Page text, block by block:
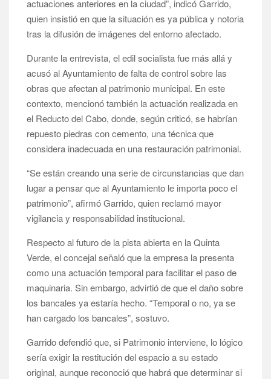
actuaciones anteriores en la ciudad”, indicó Garrido,
quien insistió en que la situación es ya pública y notoria
tras la difusión de imágenes del entorno afectado.
Durante la entrevista, el edil socialista fue más allá y
acusó al Ayuntamiento de falta de control sobre las
obras que afectan al patrimonio municipal. En este
contexto, mencionó también la actuación realizada en
el Reducto del Cabo, donde, según criticó, se habrían
repuesto piedras con cemento, una técnica que
considera inadecuada en una restauración patrimonial.
“Se están creando una serie de circunstancias que dan
lugar a pensar que al Ayuntamiento le importa poco el
patrimonio”, afirmó Garrido, quien reclamó mayor
vigilancia y responsabilidad institucional.
Respecto al futuro de la pista abierta en la Quinta
Verde, el concejal señaló que la empresa la presenta
como una actuación temporal para facilitar el paso de
maquinaria. Sin embargo, advirtió de que el daño sobre
los bancales ya estaría hecho. “Temporal o no, ya se
han cargado los bancales”, sostuvo.
Garrido defendió que, si Patrimonio interviene, lo lógico
sería exigir la restitución del espacio a su estado
original, aunque reconoció que habrá que determinar si